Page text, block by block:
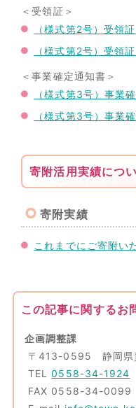
＜受領証＞
（様式第2号）受領
（様式第2号）受領
＜事業確定通知書＞
（様式第3号）事業
（様式第3号）事業
寄附活用実績につ
寄附実績
これまでにご寄附い
この記事に関するお
企画調整課
〒413-0595 静岡県
TEL0558-34-1924
FAX 0558-34-0099